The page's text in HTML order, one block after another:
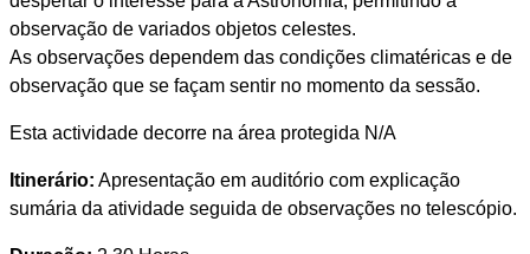
observação de variados objetos celestes.
As observações dependem das condições climatéricas e de
observação que se façam sentir no momento da sessão.
Esta actividade decorre na área protegida N/A
Itinerário: Apresentação em auditório com explicação
sumária da atividade seguida de observações no telescópio.